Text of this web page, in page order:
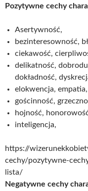
Pozytywne cechy
Asertywność,
bezinteresowność,
ciekawość,
delikatność,
dokładność,
elokwencja, empatia,
gościnność,
hojność,
inteligencja,
https://
cechy/pozytywne-
lista/
Negatywne cechy